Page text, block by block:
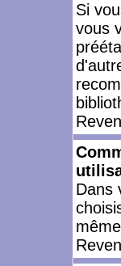
Si
vous
Dans